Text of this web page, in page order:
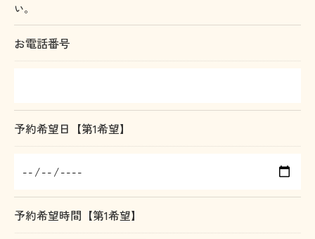
＜個人情報の安全管理＞
当社では、個人情報の漏洩等がなされないよう、適
切に安全管理対策を実施します。
必要な情報を頂けない場合は、それに対応した当社
のサービスをご提供できない場合がございますので
予めご了承ください。
＜個人情報の開示･訂正・削除･利用停止の手続につ
いて＞
い。
お電話番号
予約希望日【第1希望】
予約希望時間【第1希望】